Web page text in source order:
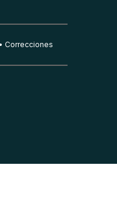
Correcciones